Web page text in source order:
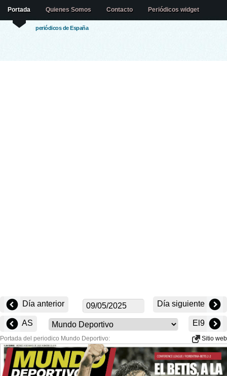
periódicos de España
Portada Quienes Somos Contacto Periódicos widget
Día anterior Día siguiente
AS El9
Portada del periodico Mundo Deportivo: Sitio web